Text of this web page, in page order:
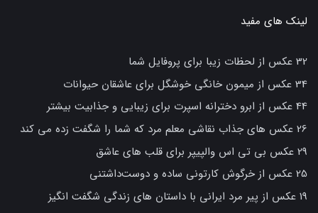
لینک های مفید
32 عکس از لحظات زیبا برای پروفایل شما
34 عکس از میمون خانگی خوشگل برای عاشقان حیوانات
44 عکس از ابرو دخترانه اسپرت برای زیبایی و جذابیت بیشتر
26 عکس های جذاب نقاشی معلم مرد که شما را شگفت زده می کند
29 عکس بی تی اس والپیپر برای قلب های عاشق
25 عکس از خرگوش کارتونی ساده و دوست‌داشتنی
19 عکس از پیر مرد ایرانی با داستان های زندگی شگفت انگیز